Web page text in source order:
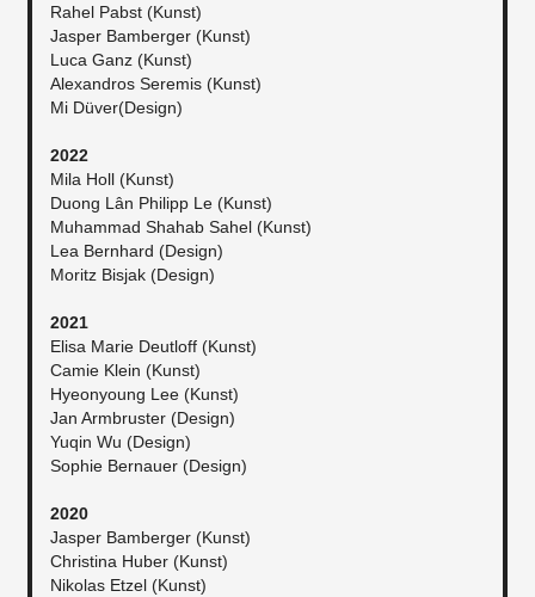
Rahel Pabst (Kunst)
Jasper Bamberger (Kunst)
Luca Ganz (Kunst)
Alexandros Seremis (Kunst)
Mi Düver(Design)
2022
Mila Holl (Kunst)
Duong Lân Philipp Le (Kunst)
Muhammad Shahab Sahel (Kunst)
Lea Bernhard (Design)
Moritz Bisjak (Design)
2021
Elisa Marie Deutloff (Kunst)
Camie Klein (Kunst)
Hyeonyoung Lee (Kunst)
Jan Armbruster (Design)
Yuqin Wu (Design)
Sophie Bernauer (Design)
2020
Jasper Bamberger (Kunst)
Christina Huber (Kunst)
Nikolas Etzel (Kunst)